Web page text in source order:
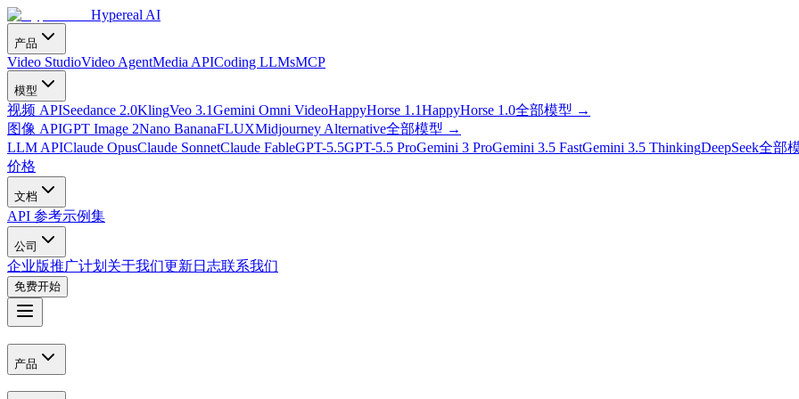
Hypereal AI
产品
Video StudioVideo AgentMedia APICoding LLMsMCP
模型
视频 APISeedance 2.0KlingVeo 3.1Gemini Omni VideoHappyHorse 1.1HappyHorse 1.0全部模型 →
图像 APIGPT Image 2Nano BananaFLUXMidjourney Alternative全部模型 →
LLM APIClaude OpusClaude SonnetClaude FableGPT-5.5GPT-5.5 ProGemini 3 ProGemini 3.5 FastGemini 3.5 ThinkingDeepSeek全部
价格
文档
API 参考示例集
公司
企业版推广计划 关于我们更新日志联系我们
免费开始
产品